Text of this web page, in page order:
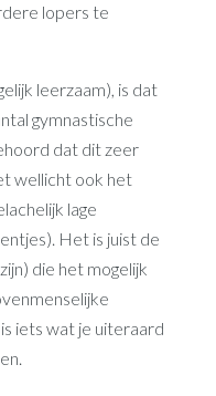
lopers te
leerzaam), is dat
gymnastische
dat dit zeer
wellicht ook het
lage
Het is juist de
die het mogelijk
iets wat je uiteraard